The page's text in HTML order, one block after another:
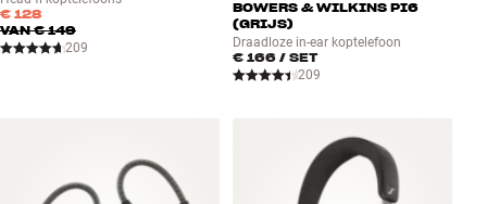
€ 128
VAN€ 149
209
BOWERS & WILKINS PI6
(GRIJS)
Draadloze in-ear koptelefoon
€ 166 / SET
209